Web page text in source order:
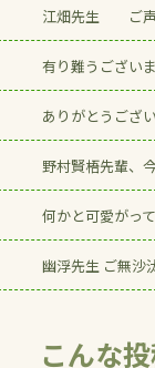
江畑先生 ご声
有り難うござい
ありがとうござい
野村賢梧先輩、
何かと可愛がっ
幽浮先生 ご無沙
こんな